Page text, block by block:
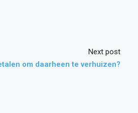
Next post
om daarheen te verhuizen?